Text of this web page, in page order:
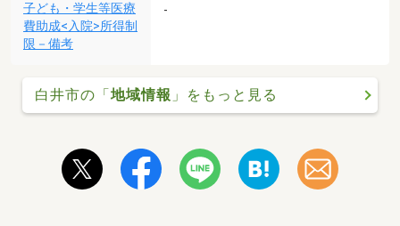
子ども・学生等医療
費助成<入院>所得制
限－備考
-
白井市の「地域情報 」をもっと見る